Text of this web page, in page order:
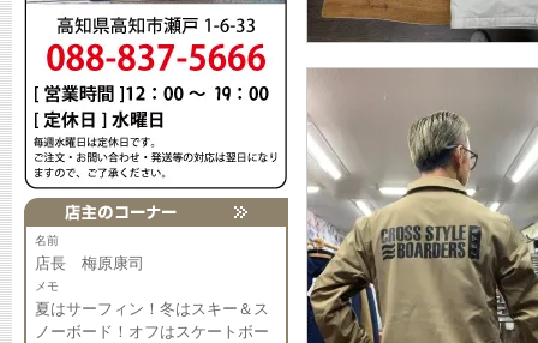
名前
店長 梅原康司
メモ
夏はサーフィン！冬はスキー＆ス
ノーボード！オフはスケートボー